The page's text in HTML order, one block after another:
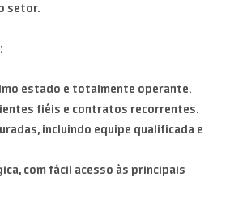
setor.
estado e totalmente operante.
fiéis e contratos recorrentes.
incluindo equipe qualificada e
com fácil acesso às principais